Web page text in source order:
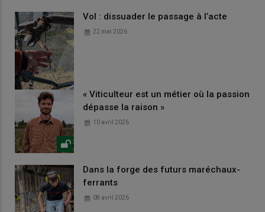
Vol : dissuader le passage à l’acte
22 mai 2026
« Viticulteur est un métier où la passion
dépasse la raison »
10 avril 2026
Dans la forge des futurs maréchaux-
ferrants
08 avril 2026